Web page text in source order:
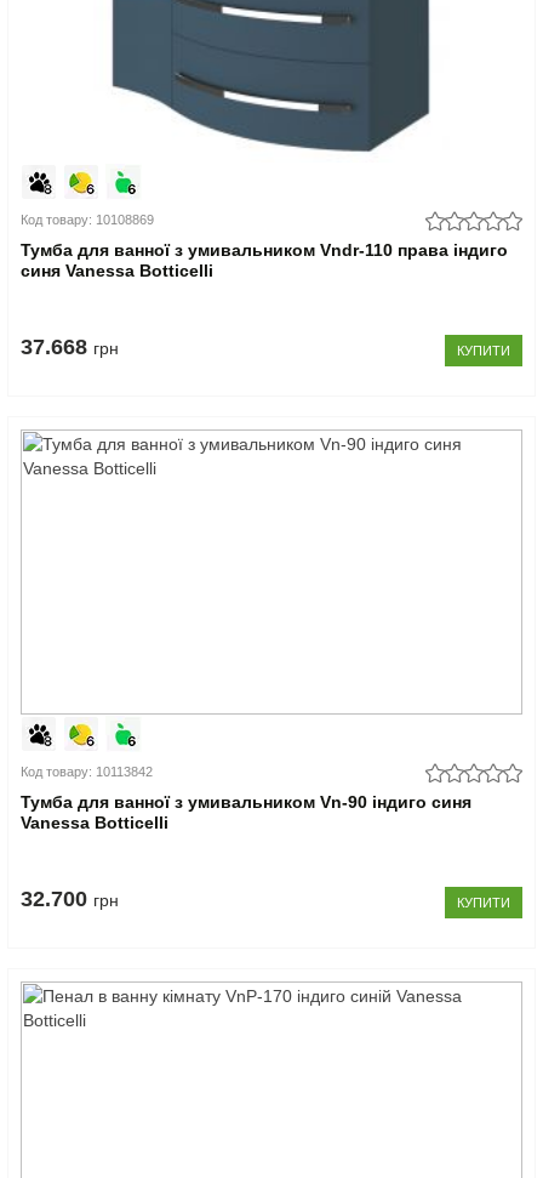
Код товару: 10108869
Тумба для ванної з умивальником Vndr-110 права індиго
синя Vanessa Botticelli
37.668 грн КУПИТИ
Код товару: 10113842
Тумба для ванної з умивальником Vn-90 індиго синя
Vanessa Botticelli
32.700 грн КУПИТИ